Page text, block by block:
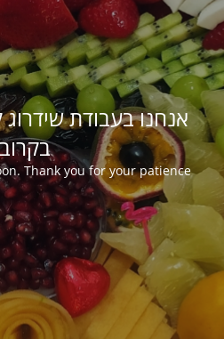
אנחנו בעבודת
בקרוב
Thank you for your patience!